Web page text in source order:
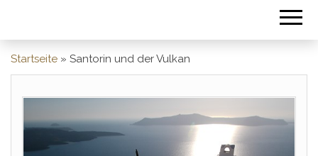
Startseite » Santorin und der Vulkan